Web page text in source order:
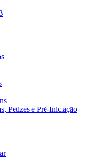
Petizes e Pré-Iniciação